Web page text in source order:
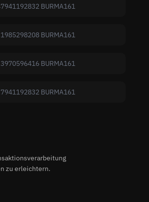
BURMA161
BURMA161
BURMA161
BURMA161
zu erleichtern.